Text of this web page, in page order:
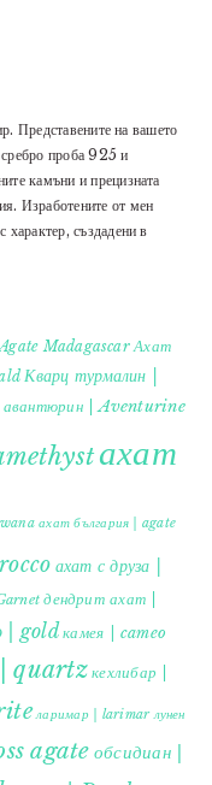
Представените на вашето
сребро проба 925 и
камъни и прецизната
Изработените от мен
характер, създадени в
Madagascar Ахат
Кварц турмалин |
авантюрин | Aventurine
ахат
ахат българия | agate
ахат с друза |
дендрит ахат |
| gold камея | cameo
| quartzкехлибар |
ларимар | larimar лунен
agate обсидиан |